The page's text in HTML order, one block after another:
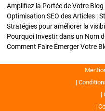
Amplifiez la Portée de Votre